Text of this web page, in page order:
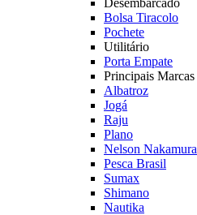
Desembarcado
Bolsa Tiracolo
Pochete
Utilitário
Porta Empate
Principais Marcas
Albatroz
Jogá
Raju
Plano
Nelson Nakamura
Pesca Brasil
Sumax
Shimano
Nautika